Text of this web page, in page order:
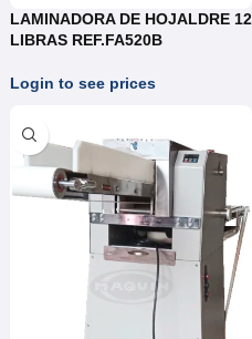
LAMINADORA DE HOJALDRE 12
LIBRAS REF.FA520B
Login to see prices